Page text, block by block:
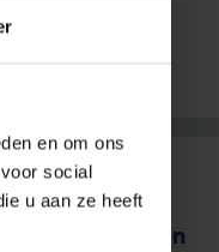
en om ons
social
u aan ze heeft
jonge
te wagen